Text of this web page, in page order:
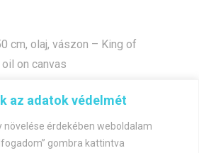
az adatok védelmét
érdekében weboldalam
gombra kattintva
cm, olaj, vászon – King of
on canvas